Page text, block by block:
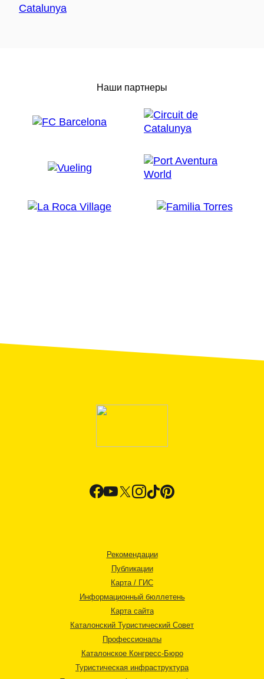
Наши партнеры
Рекомендации
Публикации
Карта / ГИС
Информационный бюллетень
Карта сайта
Каталонский Туристический Совет
Профессионалы
Каталонское Конгресс-Бюро
Туристическая инфраструктура